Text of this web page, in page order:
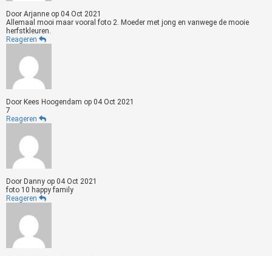
Door Arjanne op 04 Oct 2021
Allemaal mooi maar vooral foto 2. Moeder met jong en vanwege de mooie
herfstkleuren.
Reageren
Door Kees Hoogendam op 04 Oct 2021
7
Reageren
Door Danny op 04 Oct 2021
foto 10 happy family
Reageren